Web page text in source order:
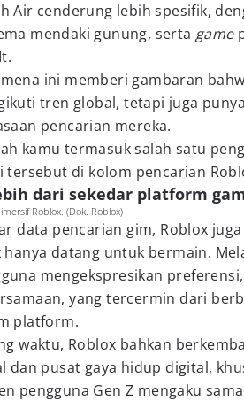
Air cenderung lebih spesifik,
mendaki gunung, serta game
ini memberi gambaran
tren global, tetapi juga
pencarian mereka.
kamu termasuk salah satu
tersebut di kolom pencarian
dari sekedar platform
Roblox. (Dok. Roblox)
data pencarian gim, Roblox
hanya datang untuk bermain.
mengekspresikan
yang tercermin dari
platform.
waktu, Roblox bahkan
dan pusat gaya hidup digital,
pengguna Gen Z mengaku